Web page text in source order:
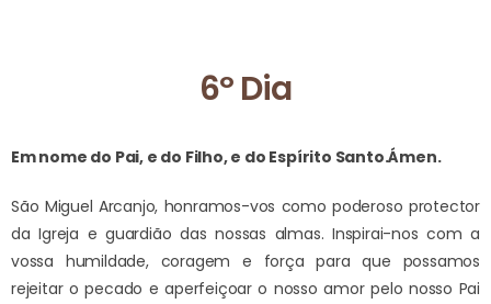
6º Dia
Em nome do Pai, e do Filho, e do Espírito Santo.Ámen.
São Miguel Arcanjo, honramos-vos como poderoso protector
da Igreja e guardião das nossas almas. Inspirai-nos com a
vossa humildade, coragem e força para que possamos
rejeitar o pecado e aperfeiçoar o nosso amor pelo nosso Pai